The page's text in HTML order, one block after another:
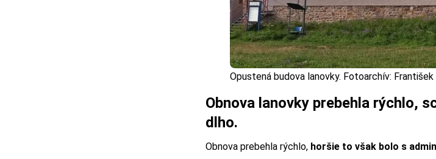
Opustená budova lanovky. Fotoarchív: František
Obnova lanovky prebehla rýchlo,
dlho.
Obnova prebehla rýchlo, horšie to však bolo s